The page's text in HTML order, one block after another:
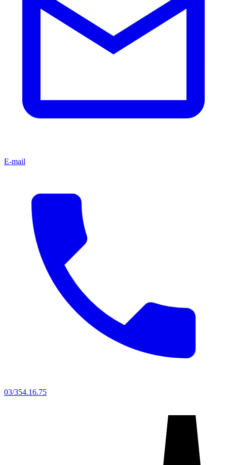
E-mail
03/354.16.75